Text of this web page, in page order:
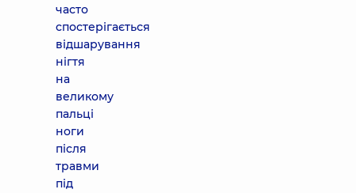
часто
спостерігається
відшарування
нігтя
на
великому
пальці
ноги
після
травми
під